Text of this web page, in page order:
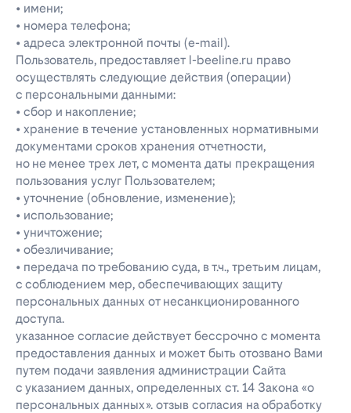
• имени;
• номера телефона;
• адреса электронной почты (e-mail).
Пользователь, предоставляет l-beeline.ru право
осуществлять следующие действия (операции)
с персональными данными:
• сбор и накопление;
• хранение в течение установленных нормативными
документами сроков хранения отчетности,
но не менее трех лет, с момента даты прекращения
пользования услуг Пользователем;
• уточнение (обновление, изменение);
• использование;
• уничтожение;
• обезличивание;
• передача по требованию суда, в т.ч., третьим лицам,
с соблюдением мер, обеспечивающих защиту
персональных данных от несанкционированного
доступа.
указанное согласие действует бессрочно с момента
предоставления данных и может быть отозвано Вами
путем подачи заявления администрации Сайта
с указанием данных, определенных ст. 14 Закона «о
персональных данных». отзыв согласия на обработку